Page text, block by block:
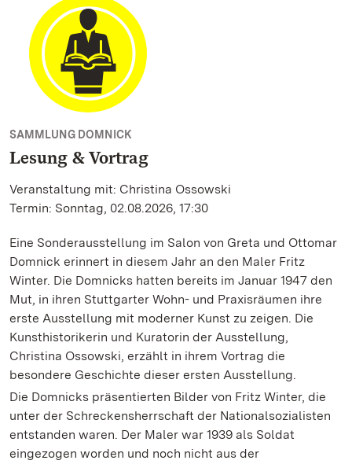
SAMMLUNG DOMNICK
Lesung & Vortrag
Veranstaltung mit: Christina Ossowski
Termin: Sonntag, 02.08.2026, 17:30
Eine Sonderausstellung im Salon von Greta und Ottomar
Domnick erinnert in diesem Jahr an den Maler Fritz
Winter. Die Domnicks hatten bereits im Januar 1947 den
Mut, in ihren Stuttgarter Wohn- und Praxisräumen ihre
erste Ausstellung mit moderner Kunst zu zeigen. Die
Kunsthistorikerin und Kuratorin der Ausstellung,
Christina Ossowski, erzählt in ihrem Vortrag die
besondere Geschichte dieser ersten Ausstellung.
Die Domnicks präsentierten Bilder von Fritz Winter, die
unter der Schreckensherrschaft der Nationalsozialisten
entstanden waren. Der Maler war 1939 als Soldat
eingezogen worden und noch nicht aus der